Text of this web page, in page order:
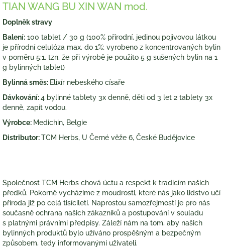
TIAN WANG BU XIN WAN mod.
Doplněk stravy
Balení: 100 tablet / 30 g (100% přírodní, jedinou pojivovou látkou
je přírodní celulóza max. do 1%; vyrobeno z koncentrovaných bylin
v poměru 5:1, tzn. že při výrobě je použito 5 g sušených bylin na 1
g bylinných tablet)
Bylinná směs: Elixír nebeského císaře
Dávkování:4 bylinné tablety 3x denně, děti od 3 let 2 tablety 3x
denně, zapít vodou.
Výrobce: Medichin, Belgie
Distributor:TCM Herbs, U Černé věže 6, České Budějovice
Společnost TCM Herbs chová úctu a respekt k tradicím našich
předků. Pokorně vycházíme z moudrosti, které nás jako lidstvo učí
příroda již po celá tisíciletí. Naprostou samozřejmostí je pro nás
současně ochrana našich zákazníků a postupování v souladu
s platnými právními předpisy. Záleží nám na tom, aby našich
bylinných produktů bylo užíváno prospěšným a bezpečným
způsobem, tedy informovanými uživateli.